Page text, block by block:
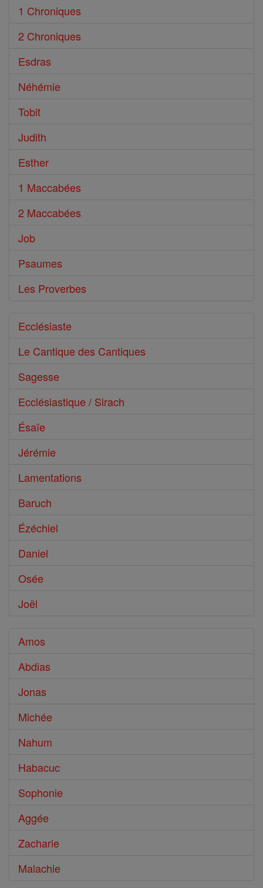
1 Chroniques
2 Chroniques
Esdras
Néhémie
Tobit
Judith
Esther
1 Maccabées
2 Maccabées
Job
Psaumes
Les Proverbes
Ecclésiaste
Le Cantique des Cantiques
Sagesse
Ecclésiastique / Sirach
Ésaïe
Jérémie
Lamentations
Baruch
Ézéchiel
Daniel
Osée
Joël
Amos
Abdias
Jonas
Michée
Nahum
Habacuc
Sophonie
Aggée
Zacharie
Malachie